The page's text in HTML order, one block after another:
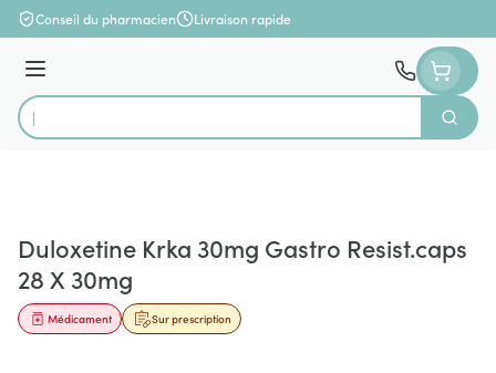
Aller au contenu
Conseil du pharmacien Livraison rapide
Menu
Rechercher
Duloxetine Krka 30mg Gastro Resist.caps
28 X 30mg
Sur prescription
Médicament